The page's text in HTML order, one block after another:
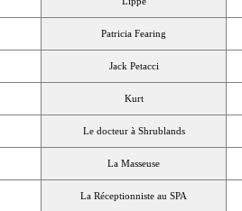
Patricia Fearing
Jack Petacci
Kurt
Le docteur à Shrublands
La Masseuse
La Réceptionniste au SPA